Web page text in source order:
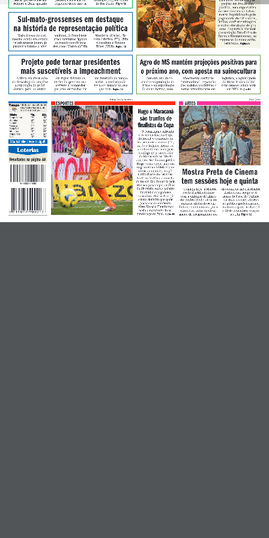
E-mail*
Site
Comentário*
Loterias
Resultados  na  página  A8
Sul-mato-grossenses em destaque
na história de representação política
Projeto pode tornar presidentes
mais suscetíveis a impeachment
Agro de MS mantém projeções positivas para
o próximo ano, com aposta na suinocultura
relação a 2024, quando registros deste ano. A do Rio Pardo. Página A6
Mato Grosso do Sul,
mesmo sendo um estado
relativamente jovem, já
produziu figuras a nível
nacional. O Brasil teve
cinco ministros ligados
ao estado nos últimos
dez anos: Marun (MDB),
Mandetta (União), Te-
reza Cristina (PP), Cida
Gonçalves e Simone
Tebet (MDB). Página A3
A ideia em discussão
no Senado pode ampliar
a exposição de presi-
dentes, pois, se entrar
em vigor, deixará os
chefes de governo sus-
cetíveis a responder
por atos efetuados em
um intervalo de tempo
maior. A mudança de-
verá ser votada no ano
que vem. Página A4
Com um ano de re-
cordes na produção de
grãos e na exportação
de carne bovina, reco-
nhecimento sanitário
internacional, expansão
das cadeias produtivas e
novos investimentos em
logística, o agronegócio
de Mato Grosso do Sul
deve crescer ainda mais
em 2026. Página B3
projeta um fim de ano
positivo, com expectativa
de crescimento no fatura-
mento impulsionado pelo
pagamento do 13º salário,
férias, confraternizações
e maior circulação de pes-
soas. Segundo a Abrasel
(Associação Brasileira de
Bares e Restaurantes), as
empresas do ramo estão
otimistas.
Página A7
ESPORTES
Hugo e Maracanã
são trunfos de
finalistas da Copa
O Corinthians enfrenta
o Vasco na final da Copa
do Brasil. O confronto de
ida acontece amanhã (17),
na Neo Química Arena. Já
a volta está marcada para
domingo (21), no estádio
do Maracanã, no Rio de
Janeiro. No Timão,o goleiro
Hugo Souza subiu mais um
degrau rumo à idolatria no
clube ao defender os pê-
naltis diante do Cruzeiro.
No Cruz-Maltino, a escolha
de trocar São Januário pelo
Maraca passou por análise
da diretoria, mas a palavra
final foi dos jogadores
vascaínos. Por sorteio, já
estava definido que quem
passasse do confronto
entre Vasco e Fluminense
seria o mandante do se-
gundo jogo da final.
Página B1
Rodrigo Coca/Ag. Corinthians Kelven Queiroz
ARTES
Mostra Preta de Cinema
tem sessões hoje e quinta
Começa hoje  a Mostra
Preta Multidisciplinar
com a exibição de filmes
do Centro-Oeste, além do
anúncio oficial do resul-
tado de sua chamada para
cineastas, além da divul-
gação da programação au-
diovisual do mês. A Mostra
Audiovisual ocupa o ci-
nema da Casa de Cultura
em duas sessões abertas
ao público gratuitamente,
marcadas para os dias 16
e 18 de dezembro, sempre
às 19h. Página C1
Saiba  mais  sobre  o  tempo  na  pág.  A8
Cidades Mín.
       Máx.
Campo Grande 22° 25°
Dourados
22°                25°
Corumbá
22°
27°
Maracaju
21°                25°
Ponta Porã
20° 23°
Três Lagoas 23° 30°
Mundo Novo 21°
26°
Coxim
24°                28°
Nublado com chuva forte durante
o dia. À noite, chuva diminui de
intensidade, mas não para.
Tempo